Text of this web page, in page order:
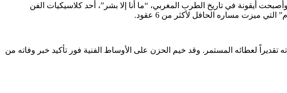
أيقونة في تاريخ الطرب المغربي، “ما أنا إلا بشر”، أحد كلاسيكيات الفن
ميزت مساره الحافل لأكثر من 6 عقود.
تقديراً لعطائه المستمر. وقد خيم الحزن على الأوساط الفنية فور تأكيد خبر وفاته من